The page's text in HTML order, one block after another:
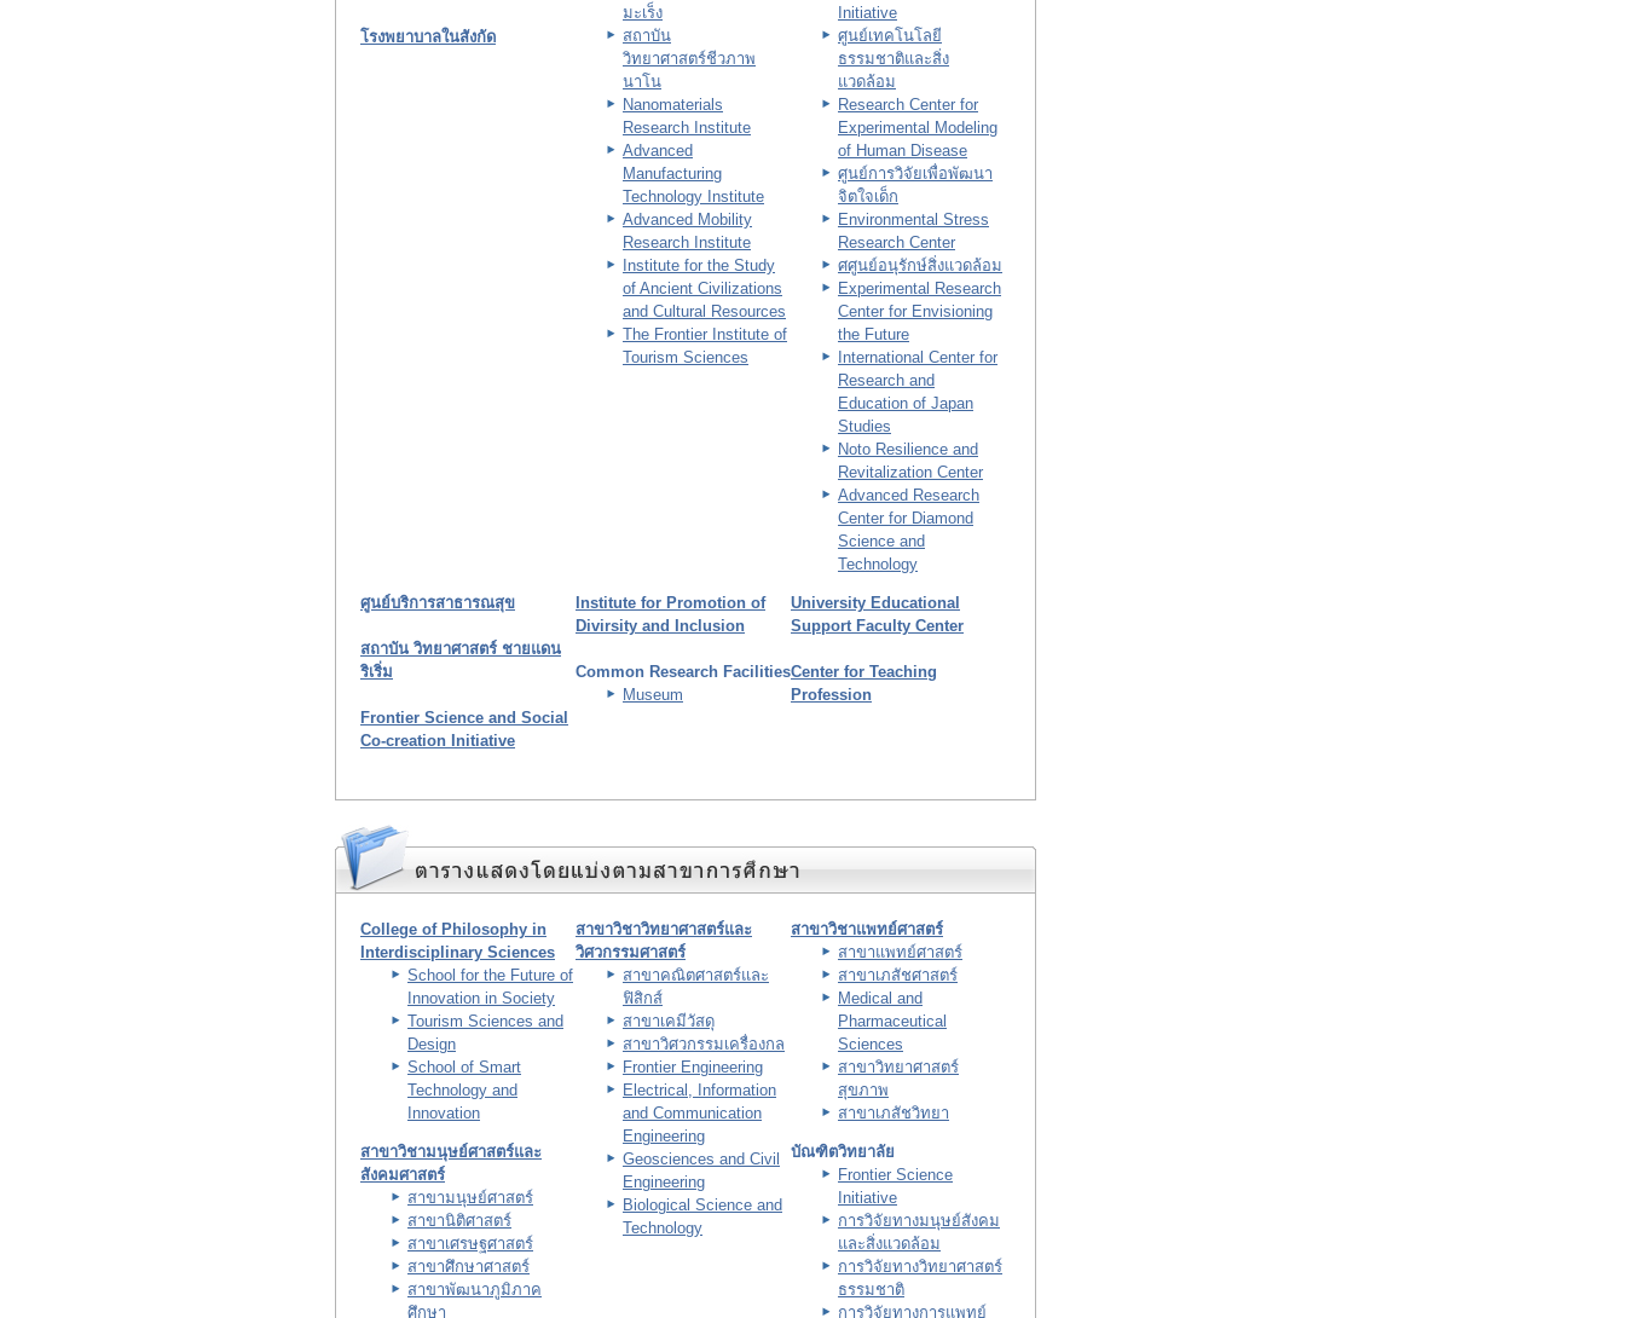
โรงพยาบาลในสังกัด
มะเร็ง
สถาบัน
วิทยาศาสตร์ชีวภาพ
นาโน
Nanomaterials
Research Institute
Advanced
Manufacturing
Technology Institute
Advanced Mobility
Research Institute
Institute for the Study
of Ancient Civilizations
and Cultural Resources
The Frontier Institute of
Tourism Sciences
Initiative
ศูนย์เทคโนโลยี
ธรรมชาติและสิ่ง
แวดล้อม
Research Center for
Experimental Modeling
of Human Disease
ศูนย์การวิจัยเพื่อพัฒนา
จิตใจเด็ก
Environmental Stress
Research Center
ศศูนย์อนุรักษ์สิ่งแวดล้อม
Experimental Research
Center for Envisioning
the Future
International Center for
Research and
Education of Japan
Studies
Noto Resilience and
Revitalization Center
Advanced Research
Center for Diamond
Science and
Technology
ศูนย์บริการสาธารณสุข
สถาบัน วิทยาศาสตร์ ชายแดน
ริเริ่ม
Frontier Science and Social
Co-creation Initiative
Institute for Promotion of
Divirsity and Inclusion
Common Research Facilities
Museum
University Educational
Support Faculty Center
Center for Teaching
Profession
College of Philosophy in
Interdisciplinary Sciences
School for the Future of
Innovation in Society
Tourism Sciences and
Design
School of Smart
Technology and
Innovation
สาขาวิชามนุษย์ศาสตร์และ
สังคมศาสตร์
สาขามนุษย์ศาสตร์
สาขานิติศาสตร์
สาขาเศรษฐศาสตร์
สาขาศึกษาศาสตร์
สาขาพัฒนาภูมิภาค
ศึกษา
สาขาวิชาวิทยาศาสตร์และ
วิศวกรรมศาสตร์
สาขาคณิตศาสตร์และ
ฟิสิกส์
สาขาเคมีวัสดุ
สาขาวิศวกรรมเครื่องกล
Frontier Engineering
Electrical, Information
and Communication
Engineering
Geosciences and Civil
Engineering
Biological Science and
Technology
สาขาวิชาแพทย์ศาสตร์
สาขาแพทย์ศาสตร์
สาขาเภสัชศาสตร์
Medical and
Pharmaceutical
Sciences
สาขาวิทยาศาสตร์
สุขภาพ
สาขาเภสัชวิทยา
บัณฑิตวิทยาลัย
Frontier Science
Initiative
การวิจัยทางมนุษย์สังคม
และสิ่งแวดล้อม
การวิจัยทางวิทยาศาสตร์
ธรรมชาติ
การวิจัยทางการแพทย์